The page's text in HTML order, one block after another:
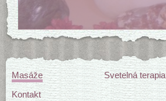
Masáže Svetelná terapia
Kontakt